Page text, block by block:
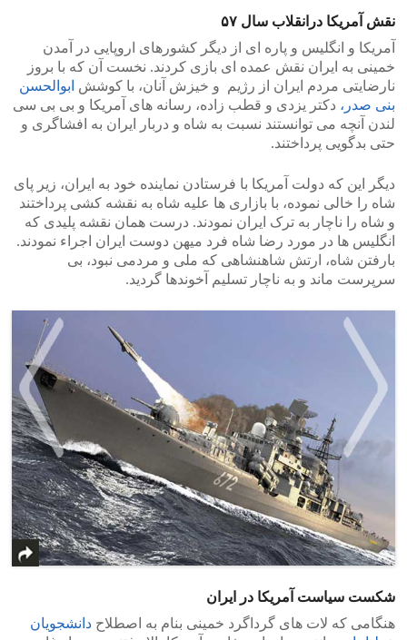
نقش آمریکا درانقلاب سال ۵۷
آمریکا و انگلیس و پاره ای از دیگر کشورهای اروپایی در آمدن
خمینی به ایران نقش عمده ای بازی کردند. نخست آن که با بروز
نارضایتی مردم ایران از رژیم و خیزش آنان، با کوشش ابوالحسن
بنی صدر، دکتر یزدی و قطب زاده، رسانه های آمریکا و بی بی سی
لندن آنچه می توانستند نسبت به شاه و دربار ایران به افشاگری و
حتی بدگویی پرداختند.
دیگر این که دولت آمریکا با فرستادن نماینده خود به ایران، زیر پای
شاه را خالی نموده، با بازاری ها علیه شاه به نقشه کشی پرداختند
و شاه را ناچار به ترک ایران نمودند. درست همان نقشه پلیدی که
انگلیس ها در مورد رضا شاه فرد میهن دوست ایران اجراء نمودند.
بارفتن شاه، ارتش شاهنشاهی که ملی و مردمی نبود، بی
سرپرست ماند و به ناچار تسلیم آخوندها گردید.
شکست سیاست آمریکا در ایران
هنگامی که لات های گرداگرد خمینی بنام به اصطلاح دانشجویان
>